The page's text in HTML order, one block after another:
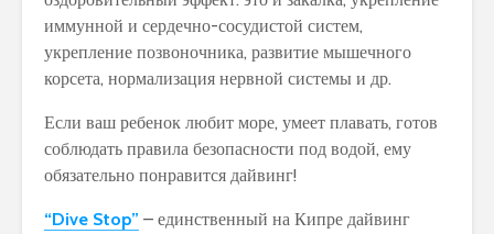
иммунной и сердечно-сосудистой систем,
укрепление позвоночника, развитие мышечного
корсета, нормализация нервной системы и др.
Если ваш ребенок любит море, умеет плавать, готов
соблюдать правила безопасности под водой, ему
обязательно понравится дайвинг!
“Dive Stop” – единственный на Кипре дайвинг